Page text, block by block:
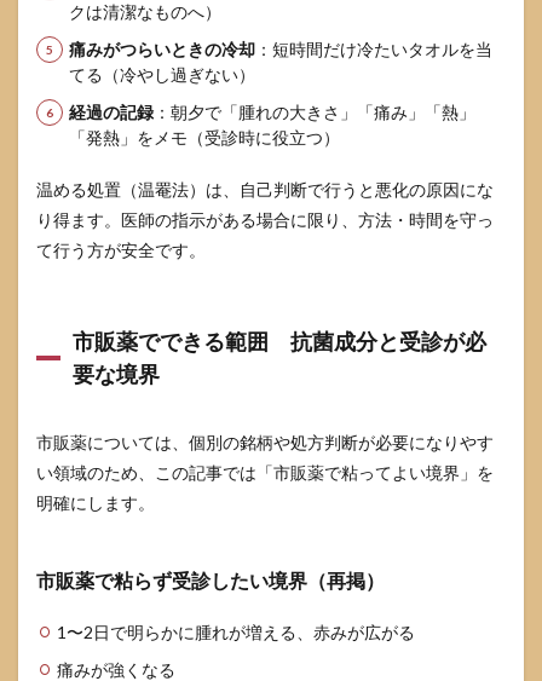
クは清潔なものへ）
痛みがつらいときの冷却 ：短時間だけ冷たいタオルを当
てる（冷やし過ぎない）
経過の記録 ：朝夕で「腫れの大きさ」「痛み」「熱」
「発熱」をメモ（受診時に役立つ）
温める処置（温罨法）は、自己判断で行うと悪化の原因にな
り得ます。医師の指示がある場合に限り、方法・時間を守っ
て行う方が安全です。
市販薬でできる範囲 抗菌成分と受診が必
要な境界
市販薬については、個別の銘柄や処方判断が必要になりやす
い領域のため、この記事では「市販薬で粘ってよい境界」を
明確にします。
市販薬で粘らず受診したい境界（再掲）
1〜2日で明らかに腫れが増える、赤みが広がる
痛みが強くなる